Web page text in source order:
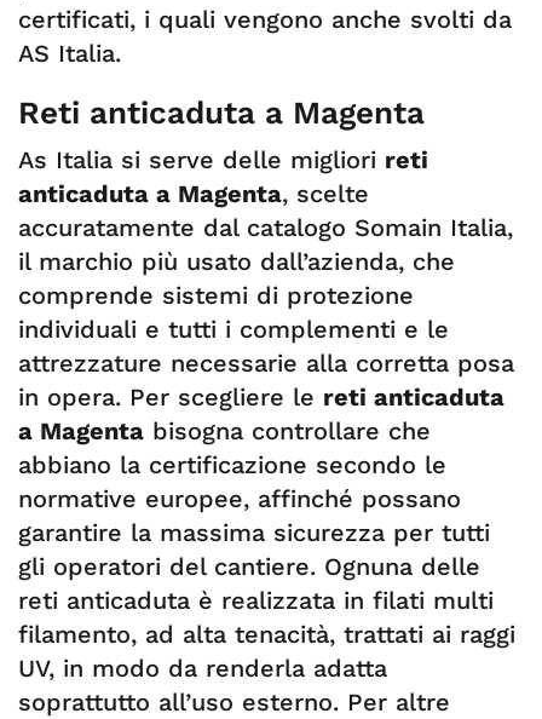
certificati, i quali vengono anche svolti da
AS Italia.
Reti anticaduta a Magenta
As Italia si serve delle migliori reti
anticaduta a Magenta, scelte
accuratamente dal catalogo Somain Italia,
il marchio più usato dall’azienda, che
comprende sistemi di protezione
individuali e tutti i complementi e le
attrezzature necessarie alla corretta posa
in opera. Per scegliere le reti anticaduta
a Magenta bisogna controllare che
abbiano la certificazione secondo le
normative europee, affinché possano
garantire la massima sicurezza per tutti
gli operatori del cantiere. Ognuna delle
reti anticaduta è realizzata in filati multi
filamento, ad alta tenacità, trattati ai raggi
UV, in modo da renderla adatta
soprattutto all’uso esterno. Per altre